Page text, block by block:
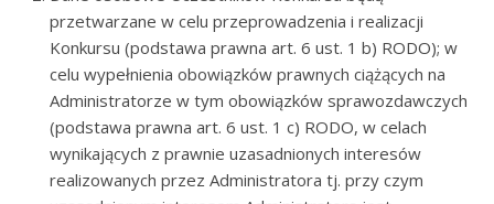
przetwarzane w celu przeprowadzenia i realizacji
Konkursu (podstawa prawna art. 6 ust. 1 b) RODO); w
celu wypełnienia obowiązków prawnych ciążących na
Administratorze w tym obowiązków sprawozdawczych
(podstawa prawna art. 6 ust. 1 c) RODO, w celach
wynikających z prawnie uzasadnionych interesów
realizowanych przez Administratora tj. przy czym